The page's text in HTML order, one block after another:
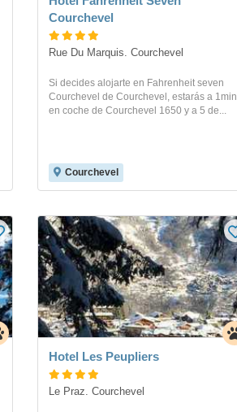
Courchevel
Rue Du Marquis. Courchevel
Si decides alojarte en Fahrenheit seven
Courchevel de Courchevel, estarás a 1min
en coche de Courchevel 1650 y a 5 de...
Courchevel
Hotel Les Peupliers
Le Praz. Courchevel